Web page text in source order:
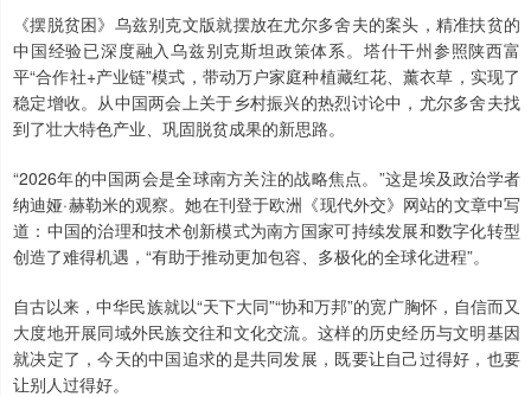
《摆脱贫困》乌兹别克文版就摆放在尤尔多舍夫的案头，精准扶贫的
中国经验已深度融入乌兹别克斯坦政策体系。塔什干州参照陕西富
平“合作社+产业链”模式，带动万户家庭种植藏红花、薰衣草，实现了
稳定增收。从中国两会上关于乡村振兴的热烈讨论中，尤尔多舍夫找
到了壮大特色产业、巩固脱贫成果的新思路。
“2026年的中国两会是全球南方关注的战略焦点。”这是埃及政治学者
纳迪娅·赫勒米的观察。她在刊登于欧洲《现代外交》网站的文章中写
道：中国的治理和技术创新模式为南方国家可持续发展和数字化转型
创造了难得机遇，“有助于推动更加包容、多极化的全球化进程”。
自古以来，中华民族就以“天下大同”“协和万邦”的宽广胸怀，自信而又
大度地开展同域外民族交往和文化交流。这样的历史经历与文明基因
就决定了，今天的中国追求的是共同发展，既要让自己过得好，也要
让别人过得好。